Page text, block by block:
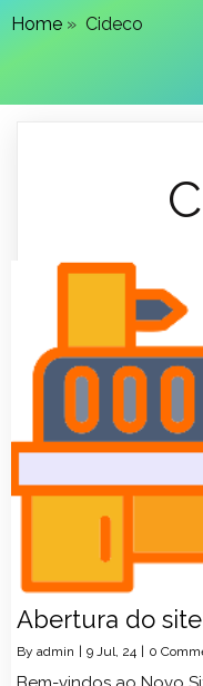
Home » Cideco
Abertura do site
By admin 9 Jul, 24 0